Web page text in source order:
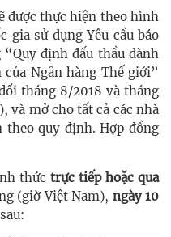
được thực hiện theo hình
gia sử dụng Yêu cầu báo
định đấu thầu dành
Ngân hàng Thế giới”
tháng 8/2018 và tháng
và mở cho tất cả các nhà
theo quy định. Hợp đồng
thức trực tiếp hoặc qua
(giờ Việt Nam), ngày 10